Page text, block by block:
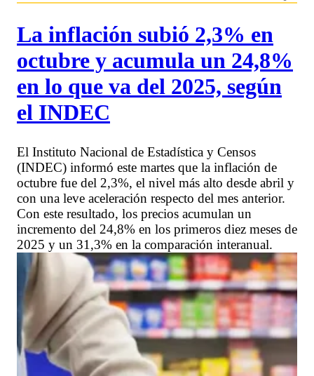
La inflación subió 2,3% en
octubre y acumula un 24,8%
en lo que va del 2025, según
el INDEC
El Instituto Nacional de Estadística y Censos
(INDEC) informó este martes que la inflación de
octubre fue del 2,3%, el nivel más alto desde abril y
con una leve aceleración respecto del mes anterior.
Con este resultado, los precios acumulan un
incremento del 24,8% en los primeros diez meses de
2025 y un 31,3% en la comparación interanual.